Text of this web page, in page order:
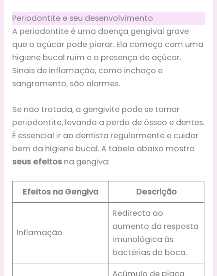
Periodontite e seu desenvolvimento
A periodontite é uma doença gengival grave
que o açúcar pode piorar. Ela começa com uma
higiene bucal ruim e a presença de açúcar.
Sinais de inflamação, como inchaço e
sangramento, são alarmes.
Se não tratada, a gengivite pode se tornar
periodontite, levando a perda de ósseo e dentes.
É essencial ir ao dentista regularmente e cuidar
bem da higiene bucal. A tabela abaixo mostra
seus efeitos na gengiva:
Efeitos na Gengiva Descrição
Inflamação
Redirecta ao
aumento da resposta
imunológica às
bactérias da boca.